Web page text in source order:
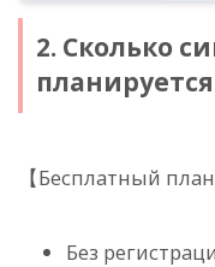
2. Сколько
【Бесплатный план
Без